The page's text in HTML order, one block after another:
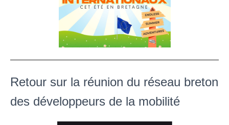
Retour sur la réunion du réseau breton
des développeurs de la mobilité